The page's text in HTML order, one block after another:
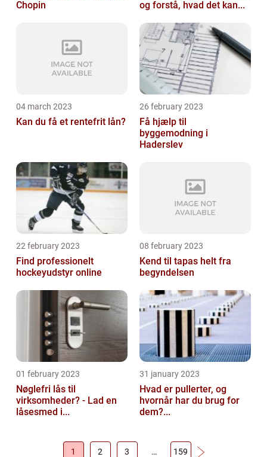
Chopin
og forstå, hvad det kan...
04 march 2023
Kan du få et rentefrit lån?
26 february 2023
Få hjælp til
byggemodning i
Haderslev
22 february 2023
Find professionelt
hockeyudstyr online
08 february 2023
Kend til tapas helt fra
begyndelsen
01 february 2023
Nøglefri lås til
virksomheder? - Lad en
låsesmed i...
31 january 2023
Hvad er pullerter, og
hvornår har du brug for
dem?...
1 2 3 … 159